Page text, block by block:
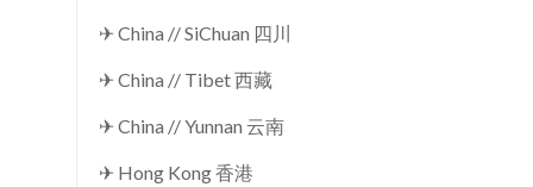
✈ China // SiChuan 四川
✈ China // Tibet 西藏
✈ China // Yunnan 云南
✈ Hong Kong 香港